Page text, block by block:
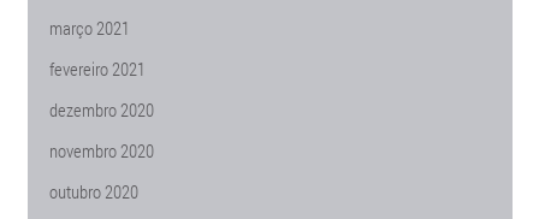
março 2021
fevereiro 2021
dezembro 2020
novembro 2020
outubro 2020